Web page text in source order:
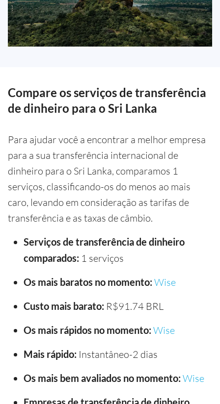
Compare os serviços de transferência
de dinheiro para o Sri Lanka
Para ajudar você a encontrar a melhor empresa
para a sua transferência internacional de
dinheiro para o Sri Lanka, comparamos 1
serviços, classificando-os do menos ao mais
caro, levando em consideração as tarifas de
transferência e as taxas de câmbio.
Serviços de transferência de dinheiro
comparados: 1 serviços
Os mais baratos no momento: Wise
Custo mais barato: R$91.74 BRL
Os mais rápidos no momento: Wise
Mais rápido: Instantâneo-2 dias
Os mais bem avaliados no momento: Wise